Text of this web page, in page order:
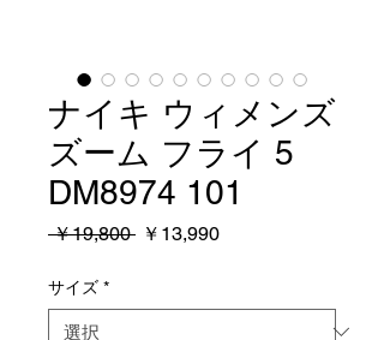
ナイキ ウィメンズ
ズーム フライ 5
DM8974 101
￥19,800 通
格
￥13,990セ
価
サイズ *